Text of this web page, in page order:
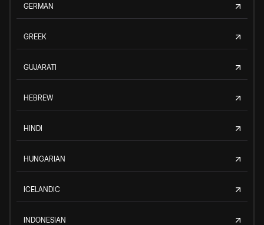
GERMAN
GREEK
GUJARATI
HEBREW
HINDI
HUNGARIAN
ICELANDIC
INDONESIAN